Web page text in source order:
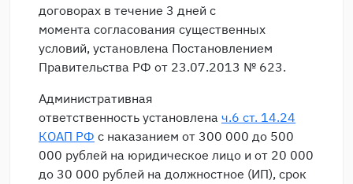
договорах в течение 3 дней с
момента согласования существенных
условий, установлена Постановлением
Правительства РФ от 23.07.2013 № 623.
Административная
ответственность установлена ч.6 ст. 14.24
КОАП РФ с наказанием от 300 000 до 500
000 рублей на юридическое лицо и от 20 000
до 30 000 рублей на должностное (ИП), срок